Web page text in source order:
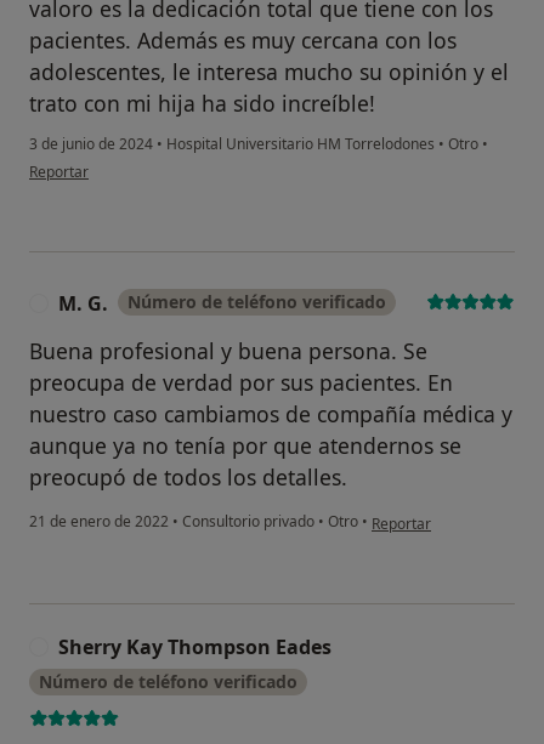
valoro es la dedicación total que tiene con los
pacientes. Además es muy cercana con los
adolescentes, le interesa mucho su opinión y el
trato con mi hija ha sido increíble!
3 de junio de 2024 • Hospital Universitario HM Torrelodones • Otro •
en opinión del usuario Sonia Jiménez
Reportar
M. G. Número de teléfono verificado
Buena profesional y buena persona. Se
preocupa de verdad por sus pacientes. En
nuestro caso cambiamos de compañía médica y
aunque ya no tenía por que atendernos se
preocupó de todos los detalles.
21 de enero de 2022 • Consultorio privado • Otro • en opinión del usuario M.
Reportar
Sherry Kay Thompson Eades
Número de teléfono verificado